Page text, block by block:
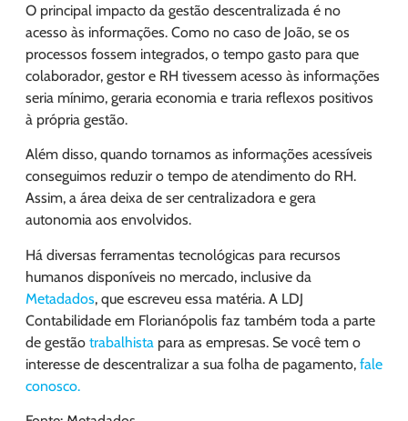
O principal impacto da gestão descentralizada é no
acesso às informações. Como no caso de João, se os
processos fossem integrados, o tempo gasto para que
colaborador, gestor e RH tivessem acesso às informações
seria mínimo, geraria economia e traria reflexos positivos
à própria gestão.
Além disso, quando tornamos as informações acessíveis
conseguimos reduzir o tempo de atendimento do RH.
Assim, a área deixa de ser centralizadora e gera
autonomia aos envolvidos.
Há diversas ferramentas tecnológicas para recursos
humanos disponíveis no mercado, inclusive da
Metadados, que escreveu essa matéria. A LDJ
Contabilidade em Florianópolis faz também toda a parte
de gestão trabalhista para as empresas. Se você tem o
interesse de descentralizar a sua folha de pagamento, fale
conosco.